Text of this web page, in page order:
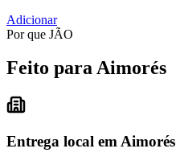
Adicionar
Por que JÃO
Feito para Aimorés
Entrega local em Aimorés